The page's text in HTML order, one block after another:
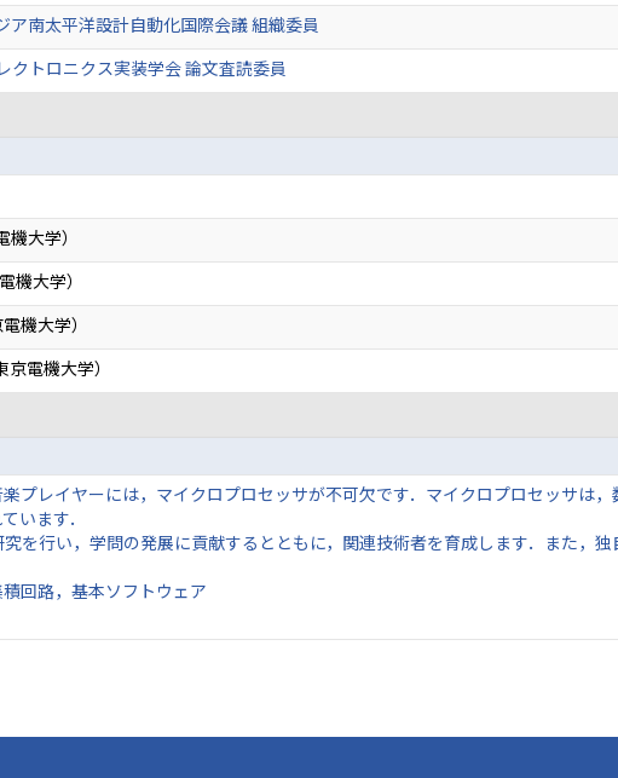
ア南太平洋設計自動化国際会議 組織委員
クトロニクス実装学会 論文査読委員
大学）
機大学）
機大学）
電機大学）
プレイヤーには，マイクロプロセッサが不可欠です．マイクロプロセッサは
います．
を行い，学問の発展に貢献するとともに，関連技術者を育成します．また，
回路，基本ソフトウェア